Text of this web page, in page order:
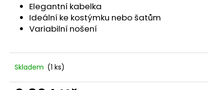
Elegantní kabelka
Ideální ke kostýmku nebo šatům
Variabilní nošení
Skladem (1 ks)
HLEDAT
D
o
o